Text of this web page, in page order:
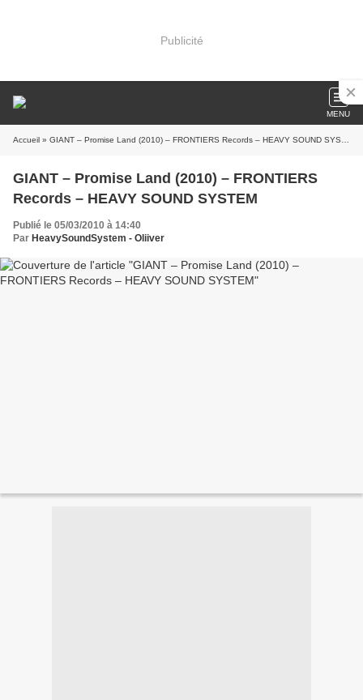
Publicité
MENU
Accueil » GIANT – Promise Land (2010) – FRONTIERS Records – HEAVY SOUND SYSTEM
GIANT – Promise Land (2010) – FRONTIERS
Records – HEAVY SOUND SYSTEM
Publié le 05/03/2010 à 14:40
Par HeavySoundSystem - Oliiver